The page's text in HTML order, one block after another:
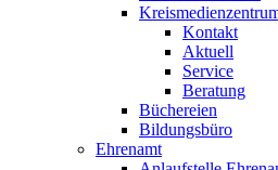
Kontakt
Aktuell
Service
Beratung
Büchereien
Bildungsbüro
Ehrenamt